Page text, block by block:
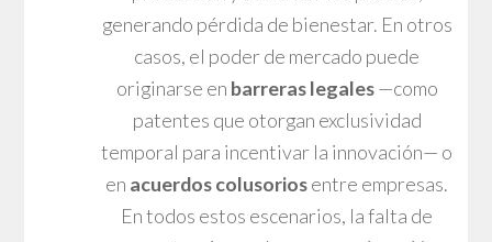
generando pérdida de bienestar. En otros
casos, el poder de mercado puede
originarse en barreras legales—como
patentes que otorgan exclusividad
temporal para incentivar la innovación— o
en acuerdos colusoriosentre empresas.
En todos estos escenarios, la falta de